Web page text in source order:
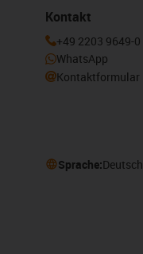
Kontakt
+49 2203 9649-0
WhatsApp
Kontaktformular
Sprache:Deutsch